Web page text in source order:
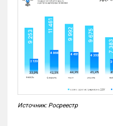
Источник: Росреестр